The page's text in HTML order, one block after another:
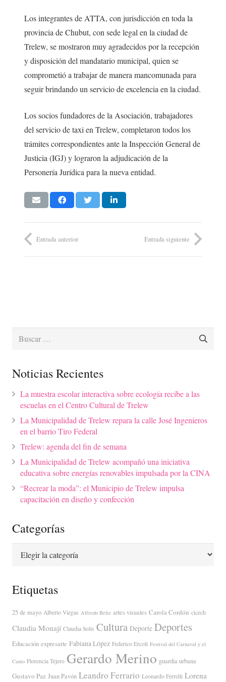
Los integrantes de ATTA, con jurisdicción en toda la
provincia de Chubut, con sede legal en la ciudad de
Trelew, se mostraron muy agradecidos por la recepción
y disposición del mandatario municipal, quien se
comprometió a trabajar de manera mancomunada para
seguir brindando un servicio de excelencia en la ciudad.
Los socios fundadores de la Asociación, trabajadores
del servicio de taxi en Trelew, completaron todos los
trámites correspondientes ante la Inspección General de
Justicia (IGJ) y lograron la adjudicación de la
Personería Jurídica para la nueva entidad.
Entrada anterior Entrada siguiente
Buscar:
Noticias Recientes
La muestra escolar interactiva sobre ecología recibe a las
escuelas en el Centro Cultural de Trelew
La Municipalidad de Trelew repara la calle José Ingenieros
en el barrio Tiro Federal
Trelew: agenda del fin de semana
La Municipalidad de Trelew acompañó una iniciativa
educativa sobre energías renovables impulsada por la CINA
“Recrear la moda”: el Municipio de Trelew impulsa
capacitación en diseño y confección
Categorías
Categorías
Etiquetas
25 de mayo Alberto Viegas Alfredo Beliz artes visuales Carola Cordón cicech
Claudia Monají Claudia Solis Cultura Deporte Deportes
Educación expresarte Fabiana López Federico Ercoli Festival del Carnaval y el
Canto Florencia Tejero Gerardo Merino guardia urbana
Gustavo Paz Juan Pavón Leandro Ferrario Leonardo Ferrelli Lorena